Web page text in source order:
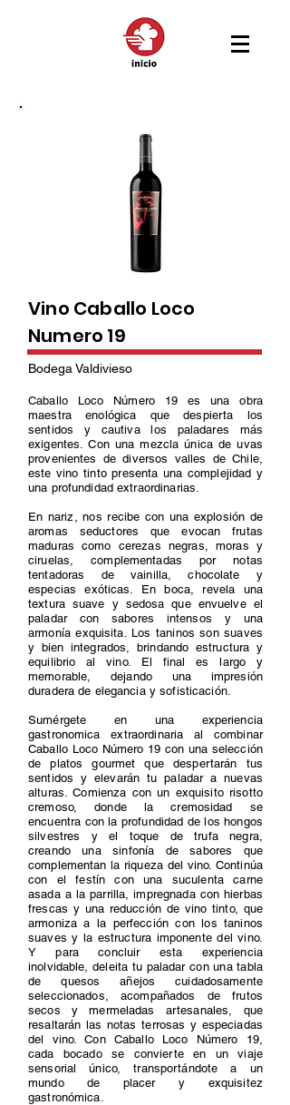
Vino Caballo Loco
Numero 19
Bodega Valdivieso
Caballo Loco Número 19 es una obra
maestra enológica que despierta los
sentidos y cautiva los paladares más
exigentes. Con una mezcla única de uvas
provenientes de diversos valles de Chile,
este vino tinto presenta una complejidad y
una profundidad extraordinarias.
En nariz, nos recibe con una explosión de
aromas seductores que evocan frutas
maduras como cerezas negras, moras y
ciruelas, complementadas por notas
tentadoras de vainilla, chocolate y
especias exóticas. En boca, revela una
textura suave y sedosa que envuelve el
paladar con sabores intensos y una
armonía exquisita. Los taninos son suaves
y bien integrados, brindando estructura y
equilibrio al vino. El final es largo y
memorable, dejando una impresión
duradera de elegancia y sofisticación.
Sumérgete en una experiencia
gastronomica extraordinaria al combinar
Caballo Loco Número 19 con una selección
de platos gourmet que despertarán tus
sentidos y elevarán tu paladar a nuevas
alturas. Comienza con un exquisito risotto
cremoso, donde la cremosidad se
encuentra con la profundidad de los hongos
silvestres y el toque de trufa negra,
creando una sinfonía de sabores que
complementan la riqueza del vino. Continúa
con el festín con una suculenta carne
asada a la parrilla, impregnada con hierbas
frescas y una reducción de vino tinto, que
armoniza a la perfección con los taninos
suaves y la estructura imponente del vino.
Y para concluir esta experiencia
inolvidable, deleita tu paladar con una tabla
de quesos añejos cuidadosamente
seleccionados, acompañados de frutos
secos y mermeladas artesanales, que
resaltarán las notas terrosas y especiadas
del vino. Con Caballo Loco Número 19,
cada bocado se convierte en un viaje
sensorial único, transportándote a un
mundo de placer y exquisitez
gastronómica.